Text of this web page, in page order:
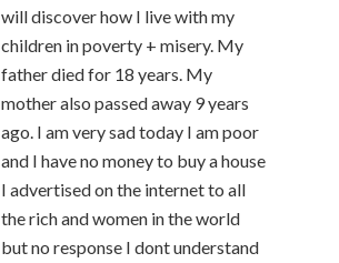
will discover how I live with my
children in poverty + misery. My
father died for 18 years. My
mother also passed away 9 years
ago. I am very sad today I am poor
and I have no money to buy a house
I advertised on the internet to all
the rich and women in the world
but no response I dont understand